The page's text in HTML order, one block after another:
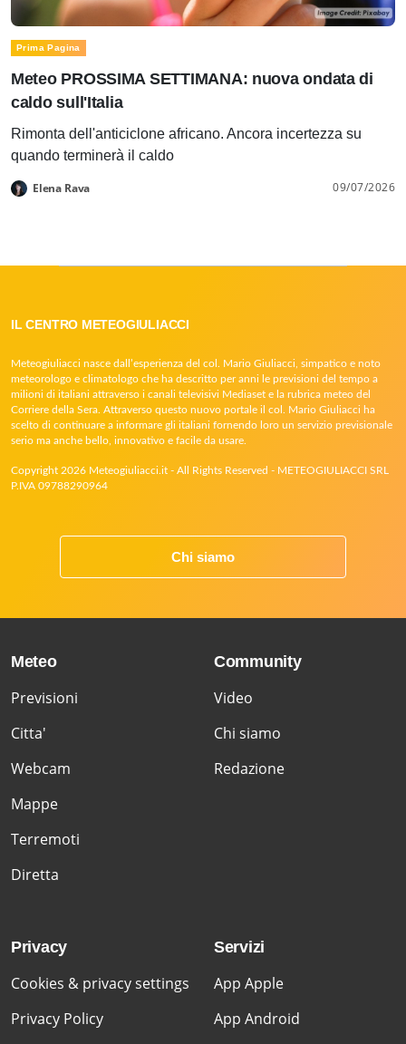
Prima Pagina
Meteo PROSSIMA SETTIMANA: nuova ondata di
caldo sull'Italia
Rimonta dell'anticiclone africano. Ancora incertezza su
quando terminerà il caldo
Elena Rava 09/07/2026
IL CENTRO METEOGIULIACCI
Meteogiuliacci nasce dall’esperienza del col. Mario Giuliacci, simpatico e noto
meteorologo e climatologo che ha descritto per anni le previsioni del tempo a
milioni di italiani attraverso i canali televisivi Mediaset e la rubrica meteo del
Corriere della Sera. Attraverso questo nuovo portale il col. Mario Giuliacci ha
scelto di continuare a informare gli italiani fornendo loro un servizio previsionale
serio ma anche bello, innovativo e facile da usare.
Copyright 2026 Meteogiuliacci.it - All Rights Reserved - METEOGIULIACCI SRL
P.IVA 09788290964
Chi siamo
Meteo
Previsioni
Citta'
Webcam
Mappe
Terremoti
Diretta
Community
Video
Chi siamo
Redazione
Privacy
Cookies & privacy settings
Privacy Policy
Servizi
App Apple
App Android